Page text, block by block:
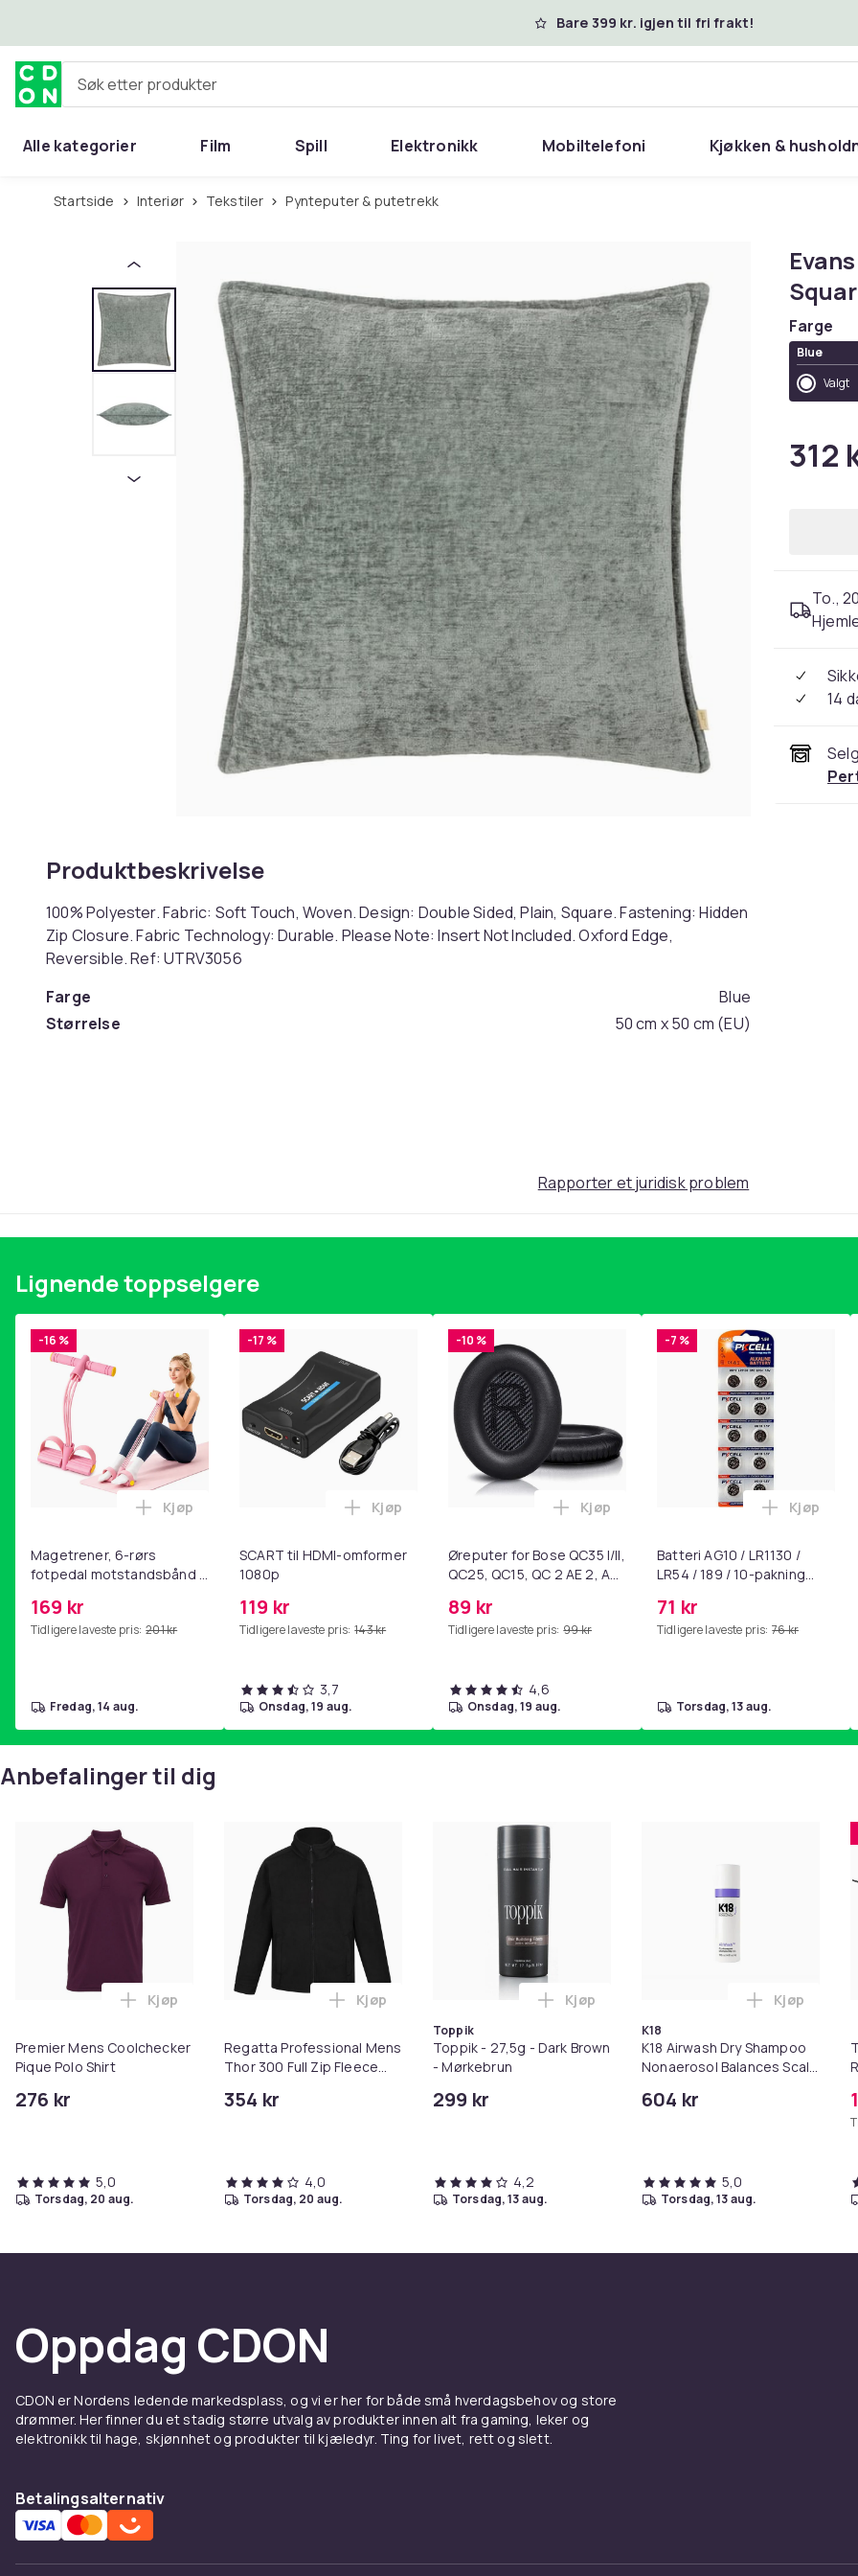
Bare 399 kr. igjen til fri frakt!
Søk etter produkter
Alle kategorier Film Spill Elektronikk Mobiltelefoni Kjøkken &
Startside Interiør Tekstiler Pynteputer & putetrekk
Produktbeskrivelse
100% Polyester. Fabric: Soft Touch, Woven. Design: Double Sided, Plain, Square. Fastening: Hidden
Zip Closure. Fabric Technology: Durable. Please Note: Insert Not Included. Oxford Edge,
Reversible. Ref: UTRV3056
Farge
Blue
Størrelse
50 cm x 50 cm (EU)
Farge
Blue
Valgt
312
To.,
14
Rapporter et juridisk problem
Lignende toppselgere
-16 %
Magetrener, 6-rørs
fotpedal motstandsbånd -
yoga og
hjemmegymnastikk Pink
169 kr
Tidligere laveste pris: 201 kr
Legg Magetrener, 6-rørs fotpedal motstandsbånd - mage- og kjernetrening, yoga og
Kjøp
fredag, 14 aug.
-17 %
SCART til HDMI-omformer
1080p
119 kr
Tidligere laveste pris: 143 kr
Legg SCART til HDMI-omformer 1080p i handlekurven
Kjøp
3,7
onsdag, 19 aug.
-10 %
Øreputer for Bose QC35 I/II,
QC25, QC15, QC 2 AE 2, AE
SoundLink Black
89 kr
Tidligere laveste pris: 99 kr
Legg Øreputer for Bose QC35 I/II, QC25,
Kjøp
4,6
onsdag, 19 aug.
-7 %
Batteri AG10 / LR1130 /
LR54 / 189 / 10-pakning
71 kr
Tidligere laveste pris: 76 kr
Legg
Kjøp
torsdag, 13 aug.
Anbefalinger til dig
Premier Mens Coolchecker
Pique Polo Shirt
276 kr
Legg Premier Mens Coolchecker Pique Polo Shirt i handlekurven
Kjøp
5,0
torsdag, 20 aug.
Regatta Professional Mens
Thor 300 Full Zip Fleece
354 kr
Legg Regatta Professional Mens Thor 300 Full Zip Fleece Jacket i
Kjøp
4,0
torsdag, 20 aug.
Toppik
Toppik - 27,5g - Dark Brown
- Mørkebrun
299 kr
Legg Toppik - 27,5g - Dark Brown -
Kjøp
4,2
torsdag, 13 aug.
K18
K18 Airwash Dry Shampoo
Nonaerosol Balances Scalp
604 kr
Legg K18
Kjøp
5,0
torsdag, 13 aug.
Oppdag CDON
CDON er Nordens ledende markedsplass, og vi er her for både små hverdagsbehov og store
drømmer. Her finner du et stadig større utvalg av produkter innen alt fra gaming, leker og
elektronikk til hage, skjønnhet og produkter til kjæledyr. Ting for livet, rett og slett.
Betalingsalternativ